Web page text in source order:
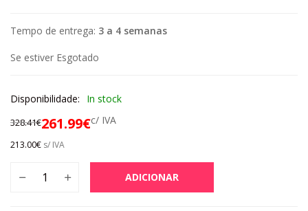
Tempo de entrega: 3 a 4 semanas
Se estiver Esgotado
Disponibilidade: In stock
328.41€261.99€c/ IVA
213.00€ s/ IVA
ADICIONAR